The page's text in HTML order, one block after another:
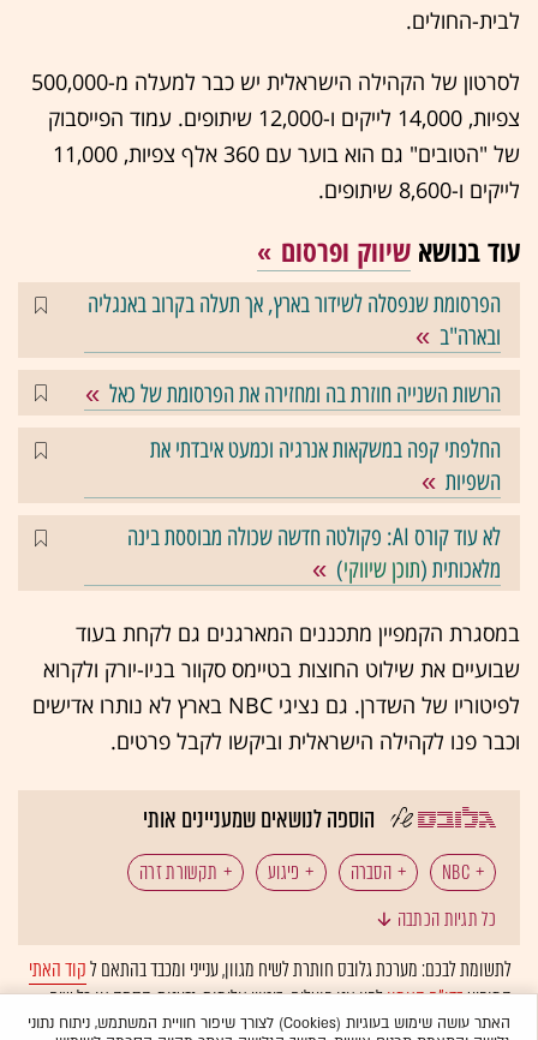
לבית-החולים.
לסרטון של הקהילה הישראלית יש כבר למעלה מ-500,000
צפיות, 14,000 לייקים ו-12,000 שיתופים. עמוד הפייסבוק
של "הטובים" גם הוא בוער עם 360 אלף צפיות, 11,000
לייקים ו-8,600 שיתופים.
עוד בנושא שיווק ופרסום
הפרסומת שנפסלה לשידור בארץ, אך תעלה בקרוב באנגליה
ובארה"ב
הרשות השנייה חוזרת בה ומחזירה את הפרסומת של כאל
החלפתי קפה במשקאות אנרגיה וכמעט איבדתי את
השפיות
לא עוד קורס AI: פקולטה חדשה שכולה מבוססת בינה
מלאכותית (תוכן שיווקי)
במסגרת הקמפיין מתכננים המארגנים גם לקחת בעוד
שבועיים את שילוט החוצות בטיימס סקוור בניו-יורק ולקרוא
לפיטוריו של השדרן. גם נציגי NBC בארץ לא נותרו אדישים
וכבר פנו לקהילה הישראלית וביקשו לקבל פרטים.
הוספה לנושאים שמעניינים אותי
NBC הסברה פיגוע תקשורת זרה
MSNBC
כל תגיות הכתבה
לתשומת לבכם: מערכת גלובס חותרת לשיח מגוון, ענייני ומכבד בהתאם לקוד האתי
המופיעבדו"ח האמוןלפיו אנו פועלים. ביטויי אלימות, גזענות, הסתה או כל שיח
בלתי הולם אחר מסוננים בצורהאוטומטיתולא יפורסמו באתר.
האתר עושה שימוש בעוגיות (Cookies) לצורך שיפור חוויית המשתמש, ניתוח נתוני